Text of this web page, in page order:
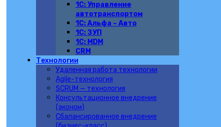
1С: Управление
автотранспортом
1С: Альфа – Авто
1С: ЗУП
1С: MDM
CRM
Технологии
Удаленная работа технологии
Agile-технология
SCRUM — технология
Консультационное внедрение
(эконом)
Сбалансированное внедрение